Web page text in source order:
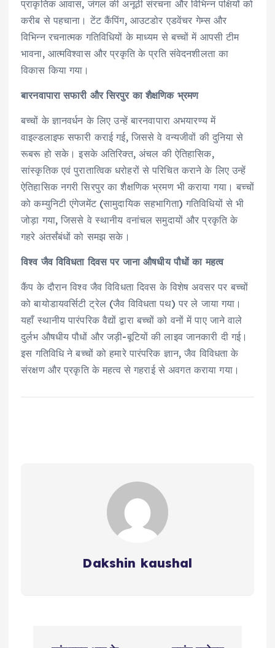
प्राकृतिक आवास, जंगल की अनूठी संरचना और विभिन्न पक्षियों को
करीब से पहचाना। टेंट कैंपिंग, आउटडोर एडवेंचर गेम्स और
विभिन्न रचनात्मक गतिविधियों के माध्यम से बच्चों में आपसी टीम
भावना, आत्मविश्वास और प्रकृति के प्रति संवेदनशीलता का
विकास किया गया।
बारनवापारा सफारी और सिरपुर का शैक्षणिक भ्रमण
बच्चों के ज्ञानवर्धन के लिए उन्हें बारनवापारा अभयारण्य में
वाइल्डलाइफ सफारी कराई गई, जिससे वे वन्यजीवों की दुनिया से
रूबरू हो सके। इसके अतिरिक्त, अंचल की ऐतिहासिक,
सांस्कृतिक एवं पुरातात्विक धरोहरों से परिचित कराने के लिए उन्हें
ऐतिहासिक नगरी सिरपुर का शैक्षणिक भ्रमण भी कराया गया। बच्चों
को कम्युनिटी एंगेजमेंट (सामुदायिक सहभागिता) गतिविधियों से भी
जोड़ा गया, जिससे वे स्थानीय वनांचल समुदायों और प्रकृति के
गहरे अंतर्संबंधों को समझ सके।
विश्व जैव विविधता दिवस पर जाना औषधीय पौधों का महत्व
कैंप के दौरान विश्व जैव विविधता दिवस के विशेष अवसर पर बच्चों
को बायोडायवर्सिटी ट्रेल (जैव विविधता पथ) पर ले जाया गया।
यहाँ स्थानीय पारंपरिक वैद्यों द्वारा बच्चों को वनों में पाए जाने वाले
दुर्लभ औषधीय पौधों और जड़ी-बूटियों की लाइव जानकारी दी गई।
इस गतिविधि ने बच्चों को हमारे पारंपरिक ज्ञान, जैव विविधता के
संरक्षण और प्रकृति के महत्व से गहराई से अवगत कराया गया।
Dakshin kaushal